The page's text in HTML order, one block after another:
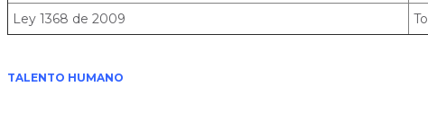
Ley 1368 de 2009
TALENTO HUMANO